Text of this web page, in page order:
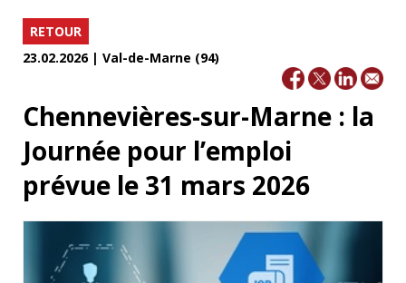
RETOUR
23.02.2026 | Val-de-Marne (94)
Chennevières-sur-Marne : la
Journée pour l’emploi
prévue le 31 mars 2026